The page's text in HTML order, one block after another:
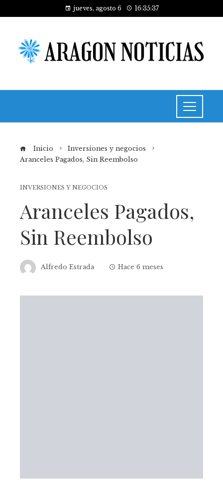
jueves, agosto 6 16:35:37
Inicio
Inversiones y negocios
Aranceles Pagados, Sin Reembolso
INVERSIONES Y NEGOCIOS
Aranceles Pagados,
Sin Reembolso
Alfredo Estrada Hace 6 meses